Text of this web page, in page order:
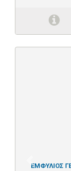
ΕΜΦΥΛΙΟΣ
Previous